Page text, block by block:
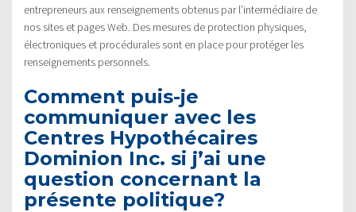
entrepreneurs aux renseignements obtenus par l’intermédiaire de
nos sites et pages Web. Des mesures de protection physiques,
électroniques et procédurales sont en place pour protéger les
renseignements personnels.
Comment puis-je
communiquer avec les
Centres Hypothécaires
Dominion Inc. si j’ai une
question concernant la
présente politique?